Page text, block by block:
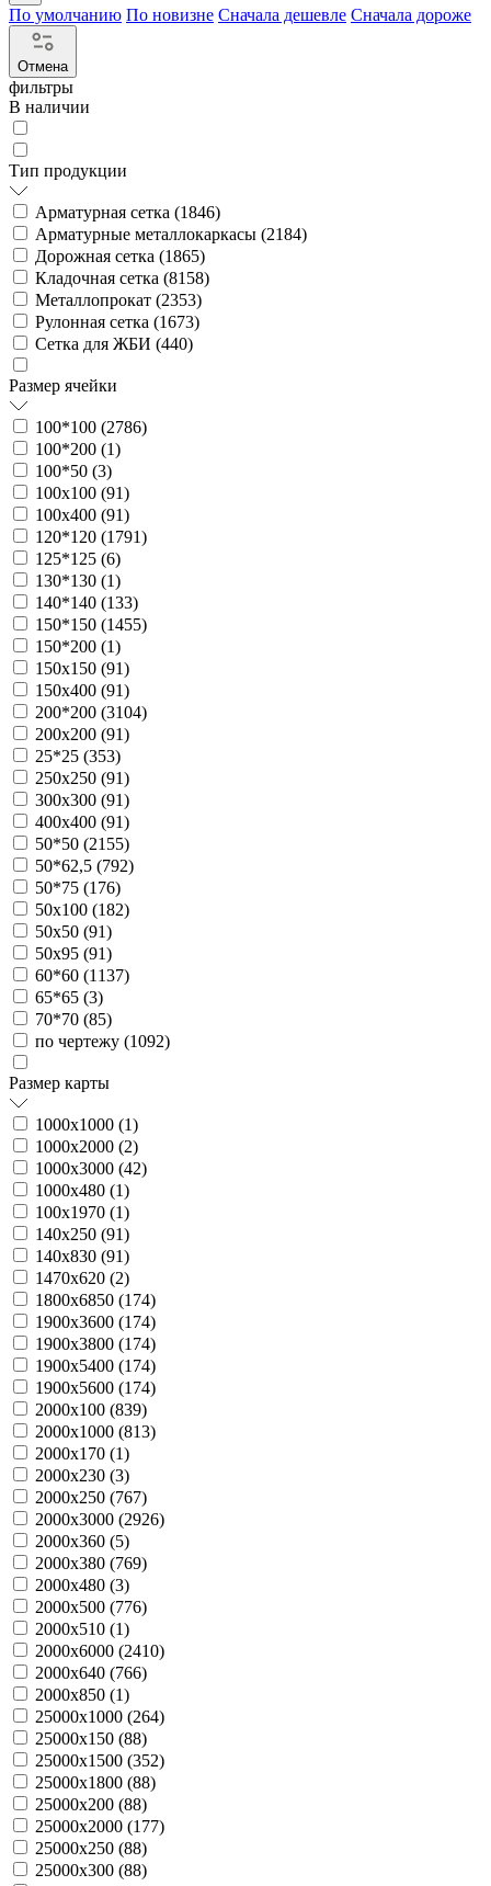
По умолчанию По новизне Сначала дешевле Сначала дороже
Отмена
фильтры
В наличии
Тип продукции
Арматурная сетка (1846)
Арматурные металлокаркасы (2184)
Дорожная сетка (1865)
Кладочная сетка (8158)
Металлопрокат (2353)
Рулонная сетка (1673)
Сетка для ЖБИ (440)
Размер ячейки
100*100 (2786)
100*200 (1)
100*50 (3)
100х100 (91)
100х400 (91)
120*120 (1791)
125*125 (6)
130*130 (1)
140*140 (133)
150*150 (1455)
150*200 (1)
150х150 (91)
150х400 (91)
200*200 (3104)
200х200 (91)
25*25 (353)
250х250 (91)
300х300 (91)
400х400 (91)
50*50 (2155)
50*62,5 (792)
50*75 (176)
50х100 (182)
50х50 (91)
50х95 (91)
60*60 (1137)
65*65 (3)
70*70 (85)
по чертежу (1092)
Размер карты
1000х1000 (1)
1000х2000 (2)
1000х3000 (42)
1000х480 (1)
100х1970 (1)
140х250 (91)
140х830 (91)
1470х620 (2)
1800х6850 (174)
1900х3600 (174)
1900х3800 (174)
1900х5400 (174)
1900х5600 (174)
2000х100 (839)
2000х1000 (813)
2000х170 (1)
2000х230 (3)
2000х250 (767)
2000х3000 (2926)
2000х360 (5)
2000х380 (769)
2000х480 (3)
2000х500 (776)
2000х510 (1)
2000х6000 (2410)
2000х640 (766)
2000х850 (1)
25000х1000 (264)
25000х150 (88)
25000х1500 (352)
25000х1800 (88)
25000х200 (88)
25000х2000 (177)
25000х250 (88)
25000х300 (88)